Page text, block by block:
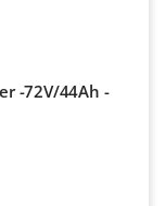
-72V/44Ah -